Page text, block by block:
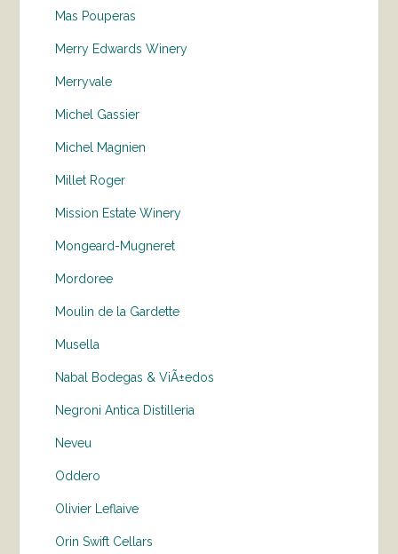
Mas Pouperas
Merry Edwards Winery
Merryvale
Michel Gassier
Michel Magnien
Millet Roger
Mission Estate Winery
Mongeard-Mugneret
Mordoree
Moulin de la Gardette
Musella
Nabal Bodegas & ViÃ±edos
Negroni Antica Distilleria
Neveu
Oddero
Olivier Leflaive
Orin Swift Cellars